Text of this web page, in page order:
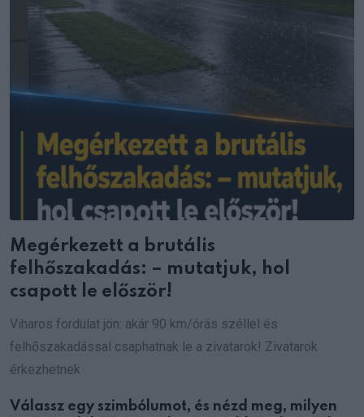
Megérkezett a brutális
felhőszakadás: – mutatjuk, hol
csapott le először!
Viharos fordulat jön: akár 90 km/órás széllel és
felhőszakadással csaphatnak le a zivatarok! Zivatarok
érkezhetnek
Válassz egy szimbólumot, és nézd meg, milyen